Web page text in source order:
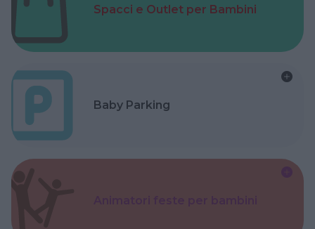
Spacci e Outlet per Bambini
Baby Parking